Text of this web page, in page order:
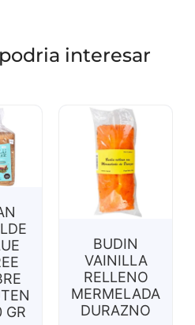
interesar
GR
BUDIN
VAINILLA
RELLENO
MERMELADA
DURAZNO